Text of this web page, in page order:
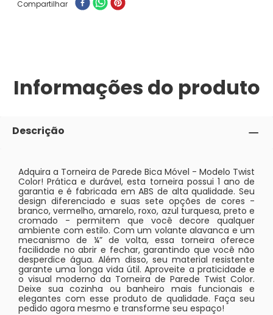
Compartilhar
Informações do produto
Descrição
Adquira a Torneira de Parede Bica Móvel - Modelo Twist
Color! Prática e durável, esta torneira possui 1 ano de
garantia e é fabricada em ABS de alta qualidade. Seu
design diferenciado e suas sete opções de cores -
branco, vermelho, amarelo, roxo, azul turquesa, preto e
cromado - permitem que você decore qualquer
ambiente com estilo. Com um volante alavanca e um
mecanismo de ¼” de volta, essa torneira oferece
facilidade no abrir e fechar, garantindo que você não
desperdice água. Além disso, seu material resistente
garante uma longa vida útil. Aproveite a praticidade e
o visual moderno da Torneira de Parede Twist Color.
Deixe sua cozinha ou banheiro mais funcionais e
elegantes com esse produto de qualidade. Faça seu
pedido agora mesmo e transforme seu espaço!